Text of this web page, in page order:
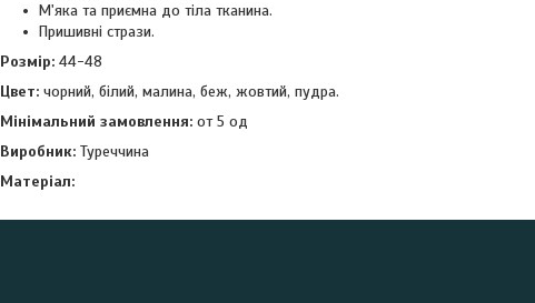
М'яка та приємна до тіла тканина.
Пришивні стрази.
Розмір: 44-48
Цвет: чорний, білий, малина, беж, жовтий, пудра.
Мінімальний замовлення: от 5 од
Виробник: Туреччина
Матеріал: